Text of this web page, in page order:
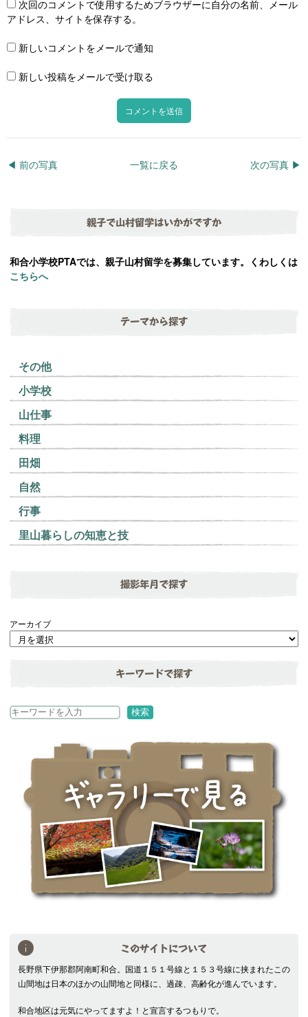
次回のコメントで使用するためブラウザーに自分の名前、メール
アドレス、サイトを保存する。
新しいコメントをメールで通知
新しい投稿をメールで受け取る
◀︎ 前の写真 次の写真 ▶︎
一覧に戻る
親子で山村留学はいかがですか
和合小学校PTAでは、親子山村留学を募集しています。くわしくは
こちらへ
テーマから探す
その他
小学校
山仕事
料理
田畑
自然
行事
里山暮らしの知恵と技
撮影年月で探す
アーカイブ
キーワードで探す
検
検索
このサイトについて
長野県下伊那郡阿南町和合。国道１５１号線と１５３号線に挟まれたこの
山間地は日本のほかの山間地と同様に、過疎、高齢化が進んでいます。
和合地区は元気にやってますよ！と宣言するつもりで。